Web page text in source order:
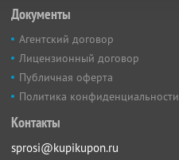
Документы
Агентский договор
Лицензионный договор
Публичная оферта
Политика конфиденциальности
Контакты
sprosi@kupikupon.ru